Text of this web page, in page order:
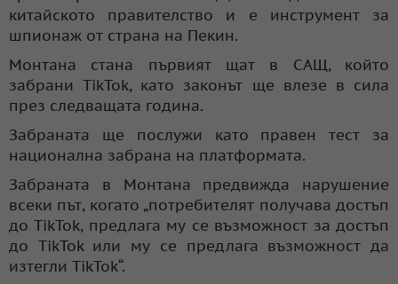
китайското правителство и е инструмент за
шпионаж от страна на Пекин.
Монтана стана първият щат в САЩ, който
забрани TikTok, като законът ще влезе в сила
през следващата година.
Забраната ще послужи като правен тест за
национална забрана на платформата.
Забраната в Монтана предвижда нарушение
всеки път, когато „потребителят получава достъп
до TikTok, предлага му се възможност за достъп
до TikTok или му се предлага възможност да
изтегли TikTok“.